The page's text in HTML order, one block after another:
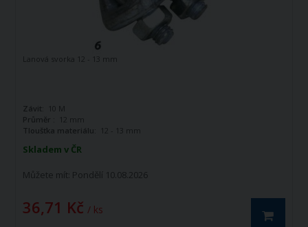
Skladem v ČR
Můžete mít: Pondělí 10.08.2026
36,71 Kč / ks
Lanová svorka 12 - 13 mm
Závit:
10 M
Průměr :
12 mm
Tloušťka materiálu:
12 - 13 mm